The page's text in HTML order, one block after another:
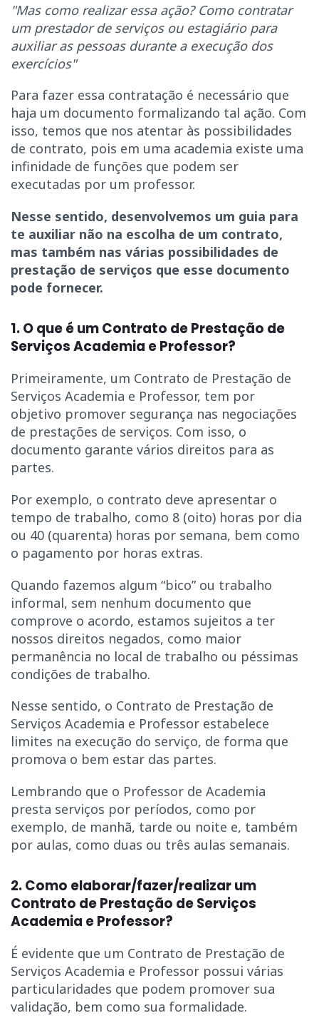
"Mas como realizar essa ação? Como contratar
um prestador de serviços ou estagiário para
auxiliar as pessoas durante a execução dos
exercícios"
Para fazer essa contratação é necessário que
haja um documento formalizando tal ação. Com
isso, temos que nos atentar às possibilidades
de contrato, pois em uma academia existe uma
infinidade de funções que podem ser
executadas por um professor.
Nesse sentido, desenvolvemos um guia para
te auxiliar não na escolha de um contrato,
mas também nas várias possibilidades de
prestação de serviços que esse documento
pode fornecer.
1. O que é um Contrato de Prestação de
Serviços Academia e Professor?
Primeiramente, um Contrato de Prestação de
Serviços Academia e Professor, tem por
objetivo promover segurança nas negociações
de prestações de serviços. Com isso, o
documento garante vários direitos para as
partes.
Por exemplo, o contrato deve apresentar o
tempo de trabalho, como 8 (oito) horas por dia
ou 40 (quarenta) horas por semana, bem como
o pagamento por horas extras.
Quando fazemos algum “bico” ou trabalho
informal, sem nenhum documento que
comprove o acordo, estamos sujeitos a ter
nossos direitos negados, como maior
permanência no local de trabalho ou péssimas
condições de trabalho.
Nesse sentido, o Contrato de Prestação de
Serviços Academia e Professor estabelece
limites na execução do serviço, de forma que
promova o bem estar das partes.
Lembrando que o Professor de Academia
presta serviços por períodos, como por
exemplo, de manhã, tarde ou noite e, também
por aulas, como duas ou três aulas semanais.
2. Como elaborar/fazer/realizar um
Contrato de Prestação de Serviços
Academia e Professor?
É evidente que um Contrato de Prestação de
Serviços Academia e Professor possui várias
particularidades que podem promover sua
validação, bem como sua formalidade.